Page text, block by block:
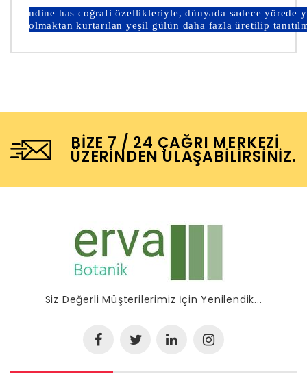
ndine has coğrafi özellikleriyle, dünyada sadece yörede
olmaktan kurtarılan yeşil gülün daha fazla üretilip
BIZE 7 / 24 ÇAĞRI MERKEZI
ÜZERINDEN ULAŞABILIRSINIZ.
Siz Değerli Müşterilerimiz İçin Yenilendik...